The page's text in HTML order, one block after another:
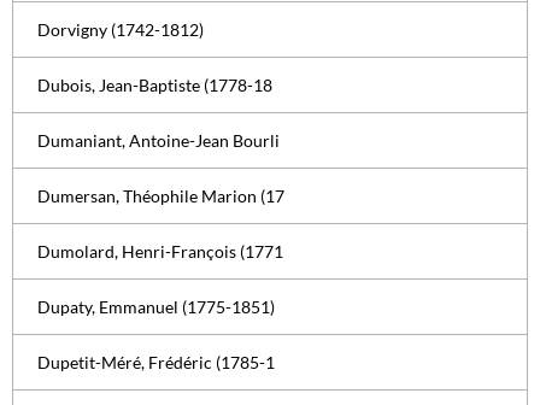
Dorvigny (1742-1812)
Dubois, Jean-Baptiste (1778-18
Dumaniant, Antoine-Jean Bourli
Dumersan, Théophile Marion (17
Dumolard, Henri-François (1771
Dupaty, Emmanuel (1775-1851)
Dupetit-Méré, Frédéric (1785-1